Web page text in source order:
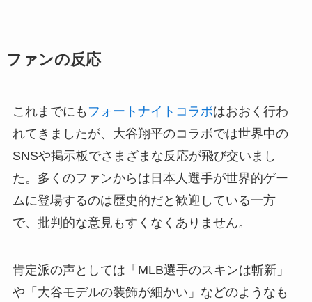
ファンの反応
これまでにも フォートナイトコラボはおおく行わ
れてきましたが、大谷翔平のコラボでは世界中の
SNSや掲示板でさまざまな反応が飛び交いまし
た。多くのファンからは日本人選手が世界的ゲー
ムに登場するのは歴史的だと歓迎している一方
で、批判的な意見もすくなくありません。
肯定派の声としては「MLB選手のスキンは斬新」
や「大谷モデルの装飾が細かい」などのようなも